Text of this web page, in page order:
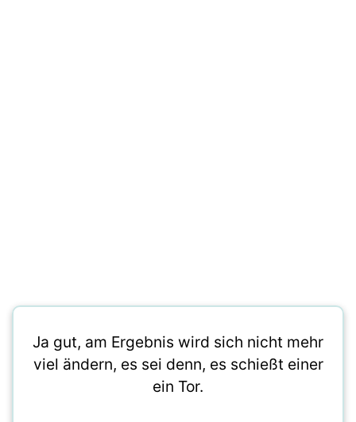
Ja gut, am Ergebnis wird sich nicht mehr
viel ändern, es sei denn, es schießt einer
ein Tor.